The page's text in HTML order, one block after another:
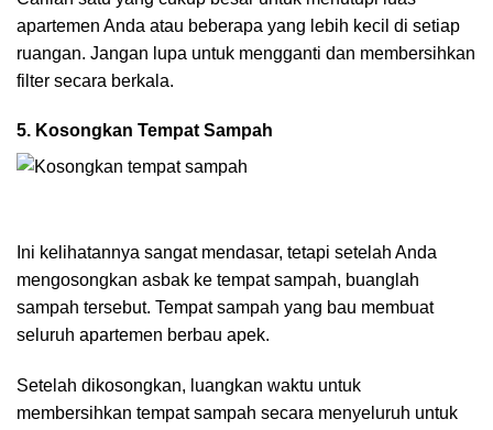
apartemen Anda atau beberapa yang lebih kecil di setiap
ruangan. Jangan lupa untuk mengganti dan membersihkan
filter secara berkala.
5. Kosongkan Tempat Sampah
Ini kelihatannya sangat mendasar, tetapi setelah Anda
mengosongkan asbak ke tempat sampah, buanglah
sampah tersebut. Tempat sampah yang bau membuat
seluruh apartemen berbau apek.
Setelah dikosongkan, luangkan waktu untuk
membersihkan tempat sampah secara menyeluruh untuk